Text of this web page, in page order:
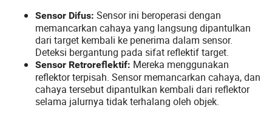
Sensor Difus: Sensor ini beroperasi dengan
memancarkan cahaya yang langsung dipantulkan
dari target kembali ke penerima dalam sensor.
Deteksi bergantung pada sifat reflektif target.
Sensor Retroreflektif: Mereka menggunakan
reflektor terpisah. Sensor memancarkan cahaya, dan
cahaya tersebut dipantulkan kembali dari reflektor
selama jalurnya tidak terhalang oleh objek.